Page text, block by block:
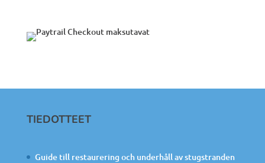
TIEDOTTEET
Guide till restaurering och underhåll av stugstranden